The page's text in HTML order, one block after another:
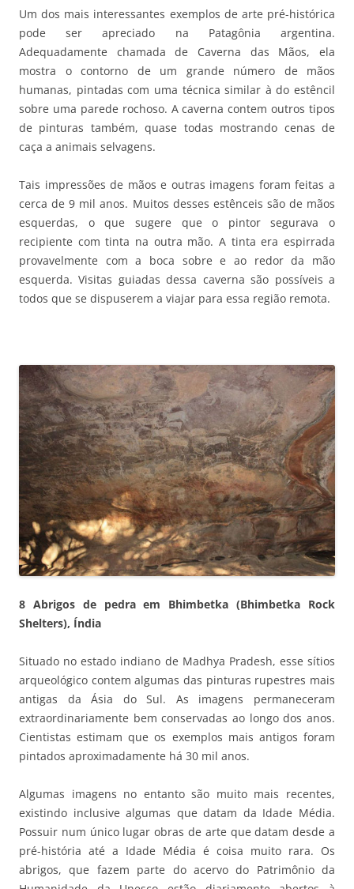
Um dos mais interessantes exemplos de arte pré-histórica
pode ser apreciado na Patagônia argentina.
Adequadamente chamada de Caverna das Mãos, ela
mostra o contorno de um grande número de mãos
humanas, pintadas com uma técnica similar à do estêncil
sobre uma parede rochoso. A caverna contem outros tipos
de pinturas também, quase todas mostrando cenas de
caça a animais selvagens.
Tais impressões de mãos e outras imagens foram feitas a
cerca de 9 mil anos. Muitos desses estênceis são de mãos
esquerdas, o que sugere que o pintor segurava o
recipiente com tinta na outra mão. A tinta era espirrada
provavelmente com a boca sobre e ao redor da mão
esquerda. Visitas guiadas dessa caverna são possíveis a
todos que se dispuserem a viajar para essa região remota.
8 Abrigos de pedra em Bhimbetka (Bhimbetka Rock
Shelters), Índia
Situado no estado indiano de Madhya Pradesh, esse sítios
arqueológico contem algumas das pinturas rupestres mais
antigas da Ásia do Sul. As imagens permaneceram
extraordinariamente bem conservadas ao longo dos anos.
Cientistas estimam que os exemplos mais antigos foram
pintados aproximadamente há 30 mil anos.
Algumas imagens no entanto são muito mais recentes,
existindo inclusive algumas que datam da Idade Média.
Possuir num único lugar obras de arte que datam desde a
pré-história até a Idade Média é coisa muito rara. Os
abrigos, que fazem parte do acervo do Patrimônio da